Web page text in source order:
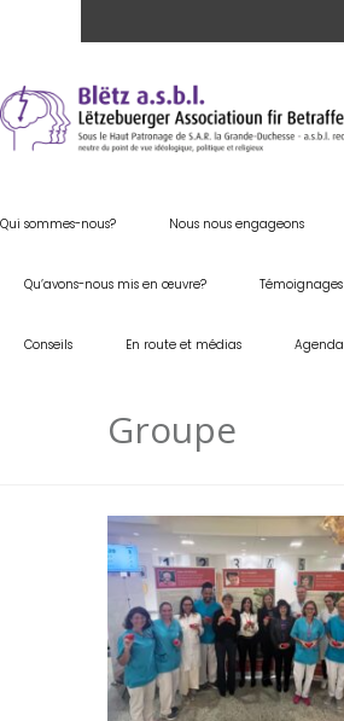
Qui sommes-nous? Nous nous engageons
Qu’avons-nous mis en œuvre? Témoignages
Conseils En route et médias Agenda
Groupe